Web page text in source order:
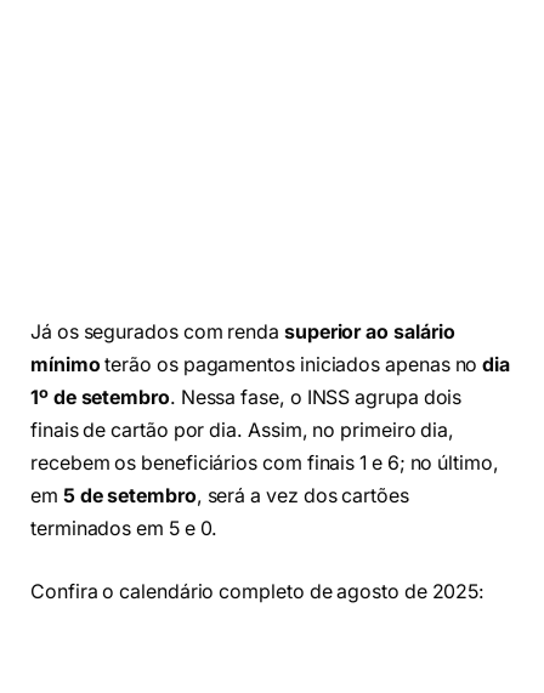
Já os segurados com renda superior ao salário
mínimoterão os pagamentos iniciados apenas nodia
1º de setembro. Nessa fase, o INSS agrupa dois
finais de cartão por dia. Assim, no primeiro dia,
recebem os beneficiários com finais 1 e 6; no último,
em 5 de setembro, será a vez dos cartões
terminados em 5 e 0.
Confira o calendário completo de agosto de 2025: